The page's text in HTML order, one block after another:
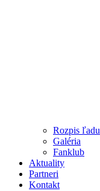
Rozpis ľadu
Galéria
Fanklub
Aktuality
Partneri
Kontakt